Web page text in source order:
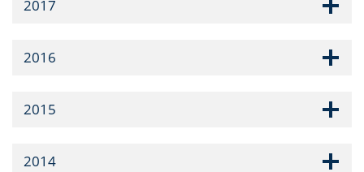
2017
2016
2015
2014